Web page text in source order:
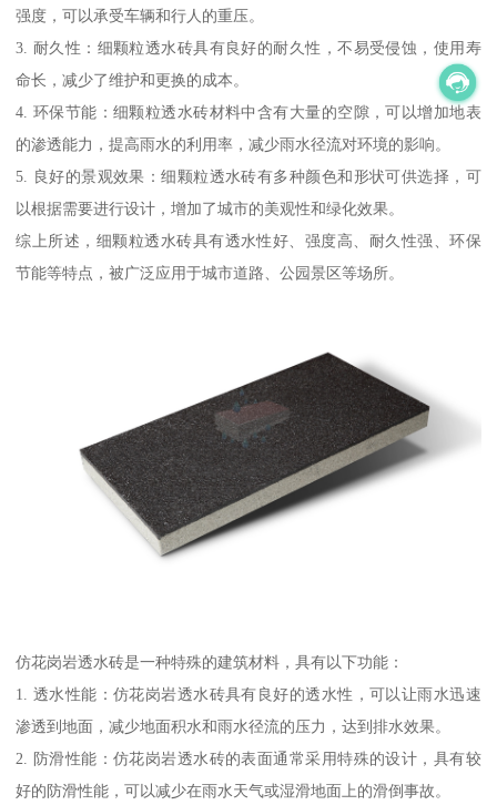
强度，可以承受车辆和行人的重压。
3. 耐久性：细颗粒透水砖具有良好的耐久性，不易受侵蚀，使用寿
命长，减少了维护和更换的成本。
4. 环保节能：细颗粒透水砖材料中含有大量的空隙，可以增加地表
的渗透能力，提高雨水的利用率，减少雨水径流对环境的影响。
5. 良好的景观效果：细颗粒透水砖有多种颜色和形状可供选择，可
以根据需要进行设计，增加了城市的美观性和绿化效果。
综上所述，细颗粒透水砖具有透水性好、强度高、耐久性强、环保
节能等特点，被广泛应用于城市道路、公园景区等场所。
仿花岗岩透水砖是一种特殊的建筑材料，具有以下功能：
1. 透水性能：仿花岗岩透水砖具有良好的透水性，可以让雨水迅速
渗透到地面，减少地面积水和雨水径流的压力，达到排水效果。
2. 防滑性能：仿花岗岩透水砖的表面通常采用特殊的设计，具有较
好的防滑性能，可以减少在雨水天气或湿滑地面上的滑倒事故。